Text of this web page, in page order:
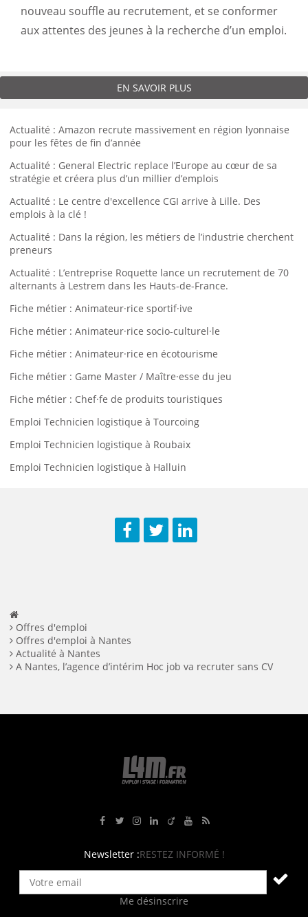
nouveau souffle au recrutement, et se conformer
aux attentes des jeunes à la recherche d’un emploi.
EN SAVOIR PLUS
Actualité : Amazon recrute massivement en région lyonnaise
pour les fêtes de fin d’année
Actualité : General Electric replace l’Europe au cœur de sa
stratégie et créera plus d’un millier d’emplois
Actualité : Le centre d'excellence CGI arrive à Lille. Des
emplois à la clé !
Actualité : Dans la région, les métiers de l’industrie cherchent
preneurs
Actualité : L’entreprise Roquette lance un recrutement de 70
alternants à Lestrem dans les Hauts-de-France.
Fiche métier : Animateur·rice sportif·ive
Fiche métier : Animateur·rice socio-culturel·le
Fiche métier : Animateur·rice en écotourisme
Fiche métier : Game Master / Maître·esse du jeu
Fiche métier : Chef·fe de produits touristiques
Emploi Technicien logistique à Tourcoing
Emploi Technicien logistique à Roubaix
Emploi Technicien logistique à Halluin
Offres d'emploi
Offres d'emploi à Nantes
Actualité à Nantes
A Nantes, l’agence d’intérim Hoc job va recruter sans CV
Newsletter :RESTEZ INFORMÉ !
Me désinscrire